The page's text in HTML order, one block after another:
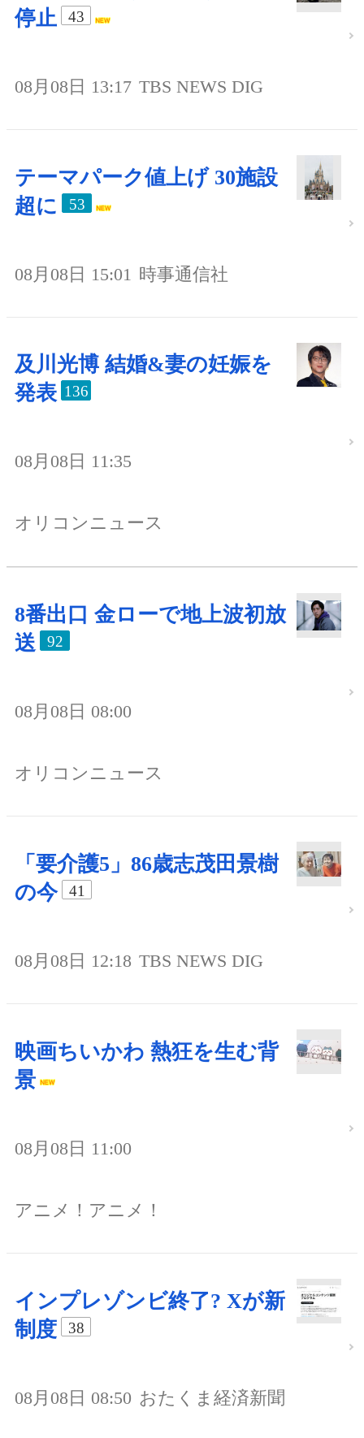
停止
43
08月08日 13:17 TBS NEWS DIG
テーマパーク値上げ 30施設
超に
53
08月08日 15:01 時事通信社
及川光博 結婚&妻の妊娠を
発表 136
08月08日 11:35
オリコンニュース
8番出口 金ローで地上波初放
送
92
08月08日 08:00
オリコンニュース
「要介護5」86歳志茂田景樹
の今
41
08月08日 12:18 TBS NEWS DIG
映画ちいかわ 熱狂を生む背
景
08月08日 11:00
アニメ！アニメ！
インプレゾンビ終了? Xが新
制度
38
08月08日 08:50 おたくま経済新聞